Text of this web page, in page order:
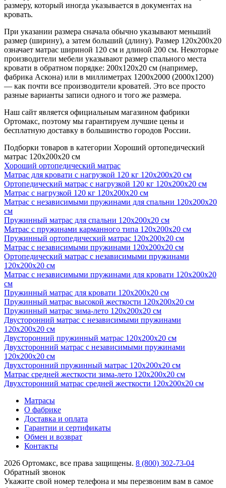
размеру, который иногда указывается в документах на
кровать.
При указании размера сначала обычно указывают меньший
размер (ширину), а затем больший (длину). Размер 120х200х20
означает матрас шириной 120 см и длиной 200 см. Некоторые
производители мебели указывают размер спального места
кровати в обратном порядке: 200х120х20 см (например,
фабрика Аскона) или в миллиметрах 1200х2000 (2000х1200)
— как почти все производители кроватей. Это все просто
разные варианты записи одного и того же размера.
Наш сайт является официальным магазином фабрики
Ортомакс, поэтому мы гарантируем лучшие цены и
бесплатную доставку в большинство городов России.
Подборки товаров в категории Хороший ортопедический
матрас 120х200х20 см
Хороший ортопедический матрас
Матрас для кровати с нагрузкой 120 кг 120х200х20 см
Ортопедический матрас с нагрузкой 120 кг 120х200х20 см
Матрас с нагрузкой 120 кг 120х200х20 см
Матрас с независимыми пружинами для спальни 120х200х20
см
Пружинный матрас для спальни 120х200х20 см
Матрас с пружинами карманного типа 120х200х20 см
Пружинный ортопедический матрас 120х200х20 см
Матрас с независимыми пружинами 120х200х20 см
Ортопедический матрас с независимыми пружинами
120х200х20 см
Матрас с независимыми пружинами для кровати 120х200х20
см
Пружинный матрас для кровати 120х200х20 см
Пружинный матрас высокой жесткости 120х200х20 см
Пружинный матрас зима-лето 120х200х20 см
Двусторонний матрас с независимыми пружинами
120х200х20 см
Двусторонний пружинный матрас 120х200х20 см
Двухсторонний матрас с независимыми пружинами
120х200х20 см
Двухсторонний пружинный матрас 120х200х20 см
Матрас средней жесткости зима-лето 120х200х20 см
Двухсторонний матрас средней жесткости 120х200х20 см
Матрасы
О фабрике
Доставка и оплата
Гарантии и сертификаты
Обмен и возврат
Контакты
2026 Ортомакс, все права защищены. 8 (800) 302-73-04
Обратный звонок
Укажите свой номер телефона и мы перезвоним вам в самое